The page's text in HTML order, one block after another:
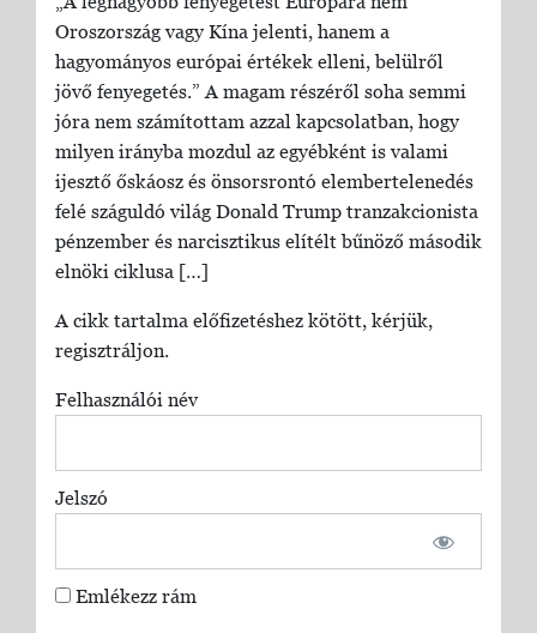
Oroszország vagy Kína jelenti, hanem a
hagyományos európai értékek elleni, belülről
jövő fenyegetés.” A magam részéről soha semmi
jóra nem számítottam azzal kapcsolatban, hogy
milyen irányba mozdul az egyébként is valami
ijesztő őskáosz és önsorsrontó elembertelenedés
felé száguldó világ Donald Trump tranzakcionista
pénzember és narcisztikus elítélt bűnöző második
elnöki ciklusa […]
A cikk tartalma előfizetéshez kötött, kérjük,
regisztráljon.
Felhasználói név
Jelszó
Emlékezz rám